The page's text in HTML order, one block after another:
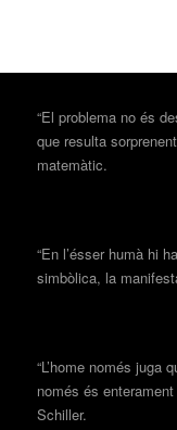
“El problema no és
que resulta
matemàtic.
“En l’ésser humà hi
simbòlica, la
“L’home només juga
només és
Schiller.